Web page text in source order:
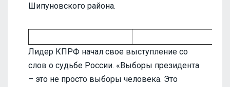
Шипуновского района.
Лидер КПРФ начал свое выступление со
слов о судьбе России. «Выборы президента
– это не просто выборы человека. Это